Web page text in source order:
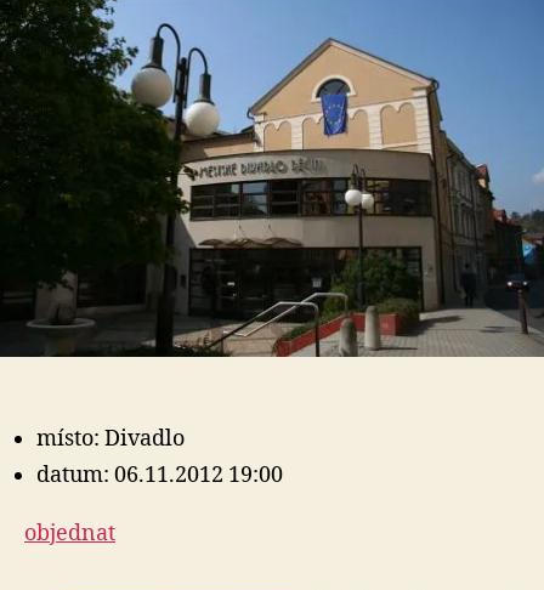
o
místo: Divadlo
datum: 06.11.2012 19:00
objednat